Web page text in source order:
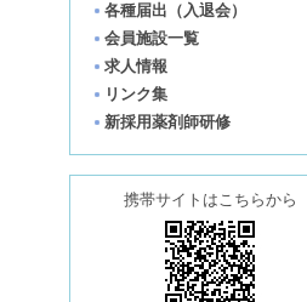
各種届出（入退会）
会員施設一覧
求人情報
リンク集
新採用薬剤師研修
携帯サイトはこちらから